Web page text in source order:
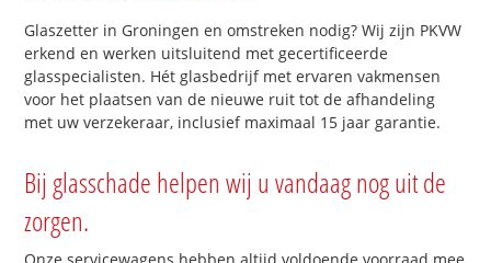
Glaszetter in Groningen en omstreken nodig? Wij zijn PKVW
erkend en werken uitsluitend met gecertificeerde
glasspecialisten. Hét glasbedrijf met ervaren vakmensen
voor het plaatsen van de nieuwe ruit tot de afhandeling
met uw verzekeraar, inclusief maximaal 15 jaar garantie.
Bij glasschade helpen wij u vandaag nog uit de
zorgen.
Onze servicewagens hebben altijd voldoende voorraad mee